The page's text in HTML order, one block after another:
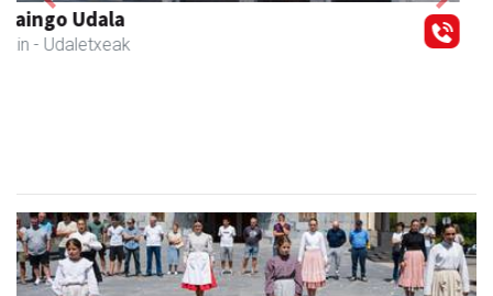
Previous Next